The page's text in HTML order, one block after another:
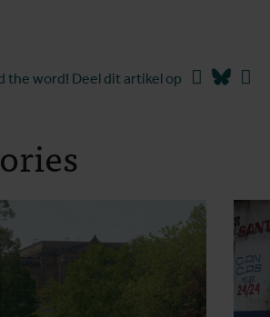
the word! Deel dit artikel op Facebook